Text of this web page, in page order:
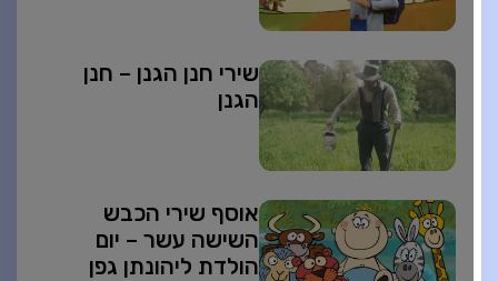
שירי חנן הגנן – חנן
הגנן
אוסף שירי הכבש
השישה עשר – יום
הולדת ליהונתן גפן